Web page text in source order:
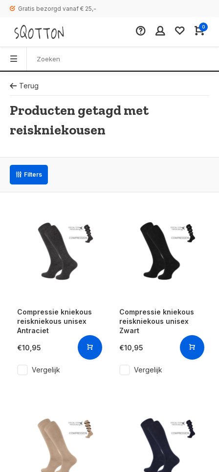
Gratis bezorgd vanaf € 25,-
0
Terug
Producten getagd met
reiskniekousen
Filters
Compressie kniekous
reiskniekous unisex
Antraciet
€10,95
Vergelijk
Compressie kniekous
reiskniekous unisex
Zwart
€10,95
Vergelijk